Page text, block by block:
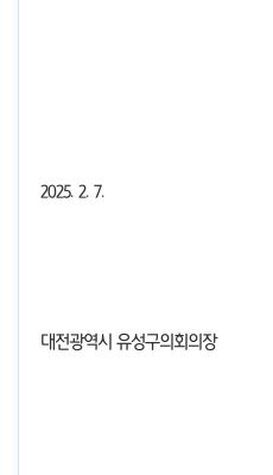
2025. 2. 7.
대전광역시 유성구의회의장